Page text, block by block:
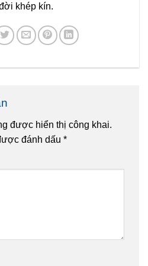
khép kín.
được hiển thị công khai.
đánh dấu *